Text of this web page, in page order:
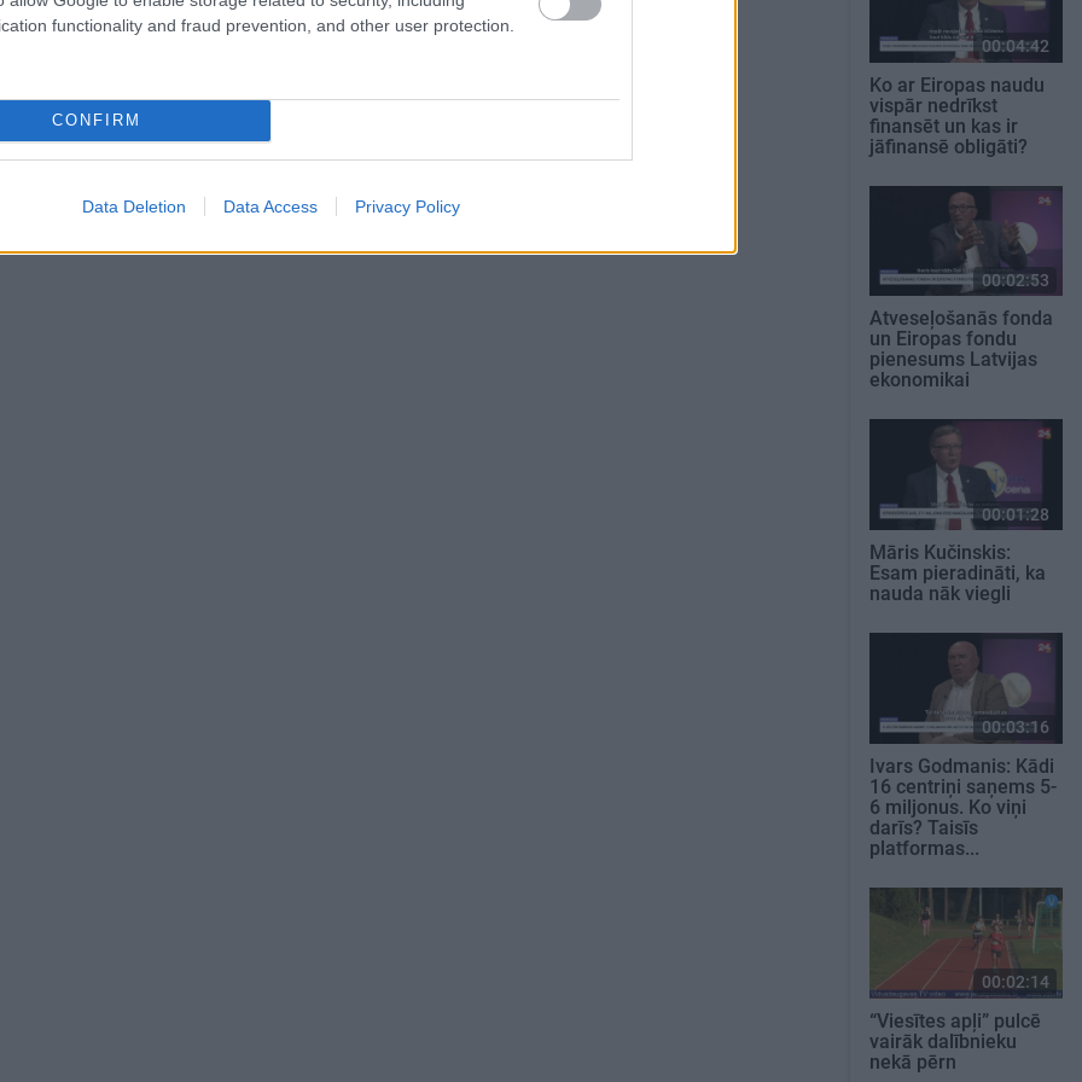
functionality and fraud prevention, and other user protection.
CONFIRM
Data Deletion Data Access Privacy Policy
00:04:42
Ko ar Eiropas naudu
vispār nedrīkst
finansēt un kas ir
jāfinansē obligāti?
00:02:53
Atveseļošanās fonda
un Eiropas fondu
pienesums Latvijas
ekonomikai
00:01:28
Māris Kučinskis:
Esam pieradināti, ka
nauda nāk viegli
00:03:16
Ivars Godmanis: Kādi
16 centriņi saņems 5-
6 miljonus. Ko viņi
darīs? Taisīs
platformas...
00:02:14
“Viesītes apļi” pulcē
vairāk dalībnieku
nekā pērn